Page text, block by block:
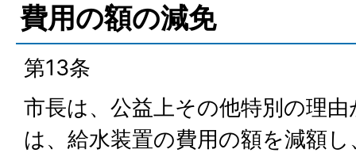
費用の額の減免
第13条
市長は、公益上その他特別の理
は、給水装置の費用の額を減額